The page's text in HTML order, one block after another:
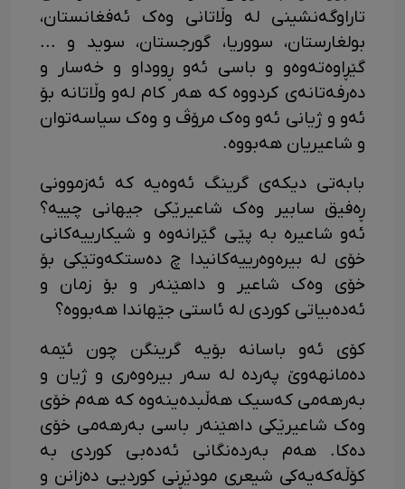
تاراوگەنشینی لە وڵاتانی وەک ئەفغانستان،
بولغارستان، سووریا، گورجستان، سوید و ...
گێڕاوەتەوەو و باسی ئەو ڕووداو و خەسار و
دەرفەتانەی کردووە کە هەر کام لەو وڵاتانە بۆ
ئەو و ژیانی ئەو وەک مرۆڤ و وەک سیاسەتوان
و شاعیریان هەبووە.
بابەتی دیکەی گرینگ ئەوەیە کە ئەزموونی
ڕەفیق سابیر وەک شاعیرێکی جیهانی چییە؟
ئەو شاعیرە بە پێی گێرانەوە و شیکارییەکانی
خۆی لە بیرەوەرییەکانیدا چ دەستکەوتێکی بۆ
خۆی وەک شاعیر و داهێنەر و بۆ زمان و
ئەدەبیاتی کوردی لە ئاستی جێهاندا هەبووە؟
کۆی ئەو باسانە بۆیە گرینگن چون ئێمە
دەمانهەوێ پەردە لە سەر بیرەوەری و ژیان و
بەرهەمی کەسیک هەڵبدەینەوە کە هەم خۆی
وەک شاعیرێکی داهێنەر باسی بەرهەمی خۆی
دەکا. هەم بەردەنگانی ئەدەبی کوردی بە
کۆڵەکەیەکی شیعری مودێڕنی کوردیی دەزانن و